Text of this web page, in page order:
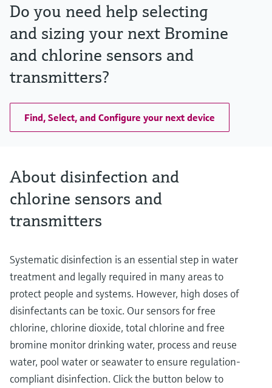
Do you need help selecting
and sizing your next Bromine
and chlorine sensors and
transmitters?
Find, Select, and Configure your next device
About disinfection and
chlorine sensors and
transmitters
Systematic disinfection is an essential step in water
treatment and legally required in many areas to
protect people and systems. However, high doses of
disinfectants can be toxic. Our sensors for free
chlorine, chlorine dioxide, total chlorine and free
bromine monitor drinking water, process and reuse
water, pool water or seawater to ensure regulation-
compliant disinfection. Click the button below to